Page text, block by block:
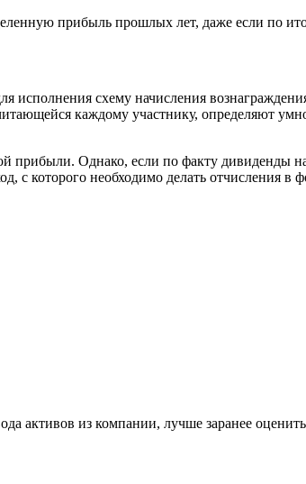
прибыль прошлых лет, даже если по
исполнения схему начисления
каждому участнику, определяют
прибыли. Однако, если по факту дивиденды
с которого необходимо делать отчисления
активов из компании, лучше заранее